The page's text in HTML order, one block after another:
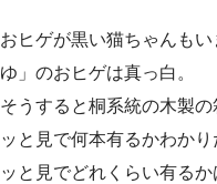
おヒゲが黒い猫ちゃんも
ゆ」のおヒゲは真っ白。
そうすると桐系統の木製
ッと見で何本有るかわか
ッと見でどれくらい有るか